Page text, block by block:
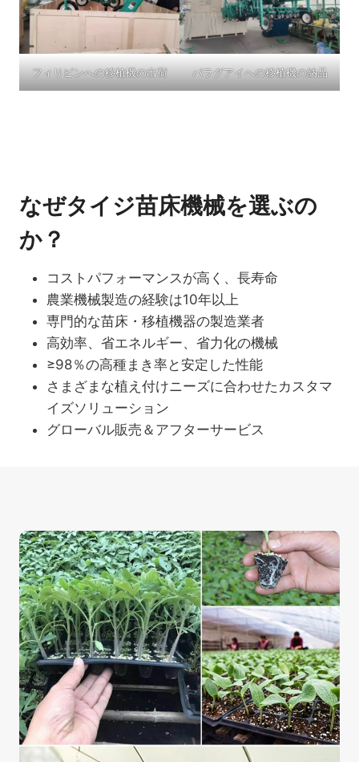
フィリピンへの移植機の出荷 パラグアイへの移植機の納品
なぜタイジ苗床機械を選ぶの
か？
コストパフォーマンスが高く、長寿命
農業機械製造の経験は10年以上
専門的な苗床・移植機器の製造業者
高効率、省エネルギー、省力化の機械
≥98％の高種まき率と安定した性能
さまざまな植え付けニーズに合わせたカスタマ
イズソリューション
グローバル販売＆アフターサービス